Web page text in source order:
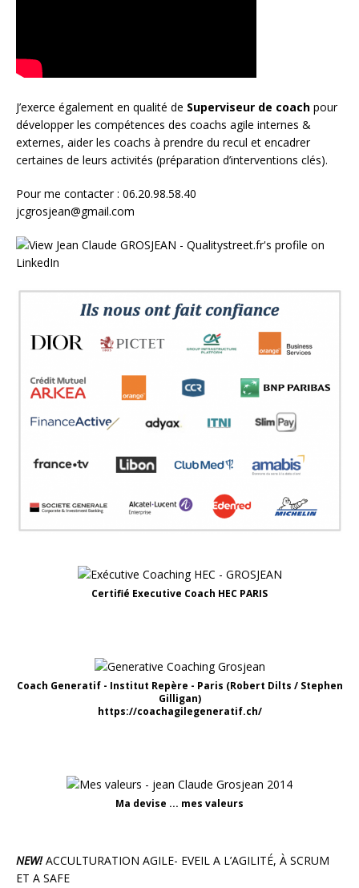
J’exerce également en qualité de Superviseur de coach pour
développer les compétences des coachs agile internes &
externes, aider les coachs à prendre du recul et encadrer
certaines de leurs activités (préparation d’interventions clés).
Pour me contacter : 06.20.98.58.40
jcgrosjean@gmail.com
Certifié Executive Coach HEC PARIS
Coach Generatif - Institut Repère - Paris (Robert Dilts / Stephen
Gilligan)
https://coachagilegeneratif.ch/
Ma devise ... mes valeurs
NEW!ACCULTURATION AGILE- EVEIL A L’AGILITÉ, À SCRUM
ET A SAFE